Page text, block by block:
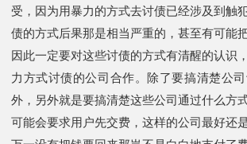
受，因为用暴力的方式去讨债已经涉及到触
债的方式后果那是相当严重的，甚至有可能
因此一定要对这些讨债的方式有清醒的认识
力方式讨债的公司合作。除了要搞清楚公
外，另外就是要搞清楚这些公司通过什么方
可能会要求用户先交费，这样的公司最好还